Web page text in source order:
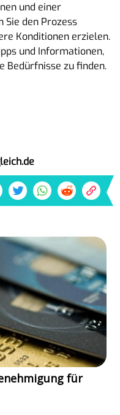
und einer
den Prozess
Konditionen erzielen.
und Informationen,
Bedürfnisse zu finden.
für